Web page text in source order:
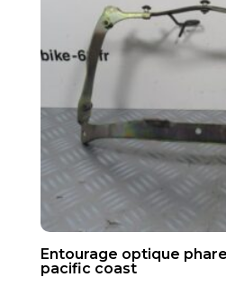
Entourage optique
pacific coast